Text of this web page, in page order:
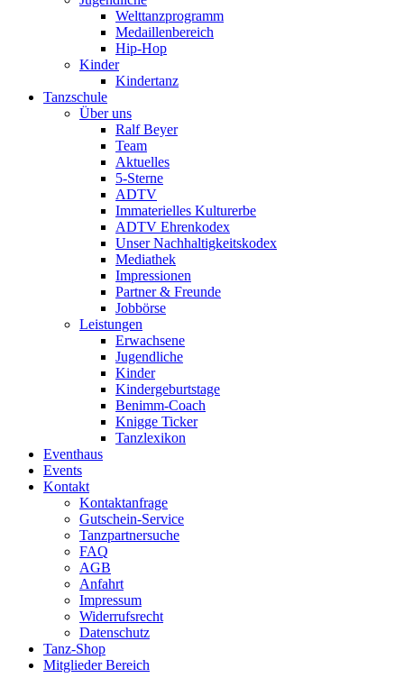
Welttanzprogramm
Medaillenbereich
Hip-Hop
Kinder
Kindertanz
Tanzschule
Über uns
Ralf Beyer
Team
Aktuelles
5-Sterne
ADTV
Immaterielles Kulturerbe
ADTV Ehrenkodex
Unser Nachhaltigkeitskodex
Mediathek
Impressionen
Partner & Freunde
Jobbörse
Leistungen
Erwachsene
Jugendliche
Kinder
Kindergeburtstage
Benimm-Coach
Knigge Ticker
Tanzlexikon
Eventhaus
Events
Kontakt
Kontaktanfrage
Gutschein-Service
Tanzpartnersuche
FAQ
AGB
Anfahrt
Impressum
Widerrufsrecht
Datenschutz
Tanz-Shop
Mitglieder Bereich